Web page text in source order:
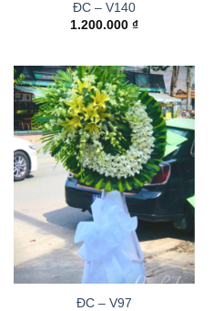
ĐC – V140
1.200.000 ₫
ĐC – V97